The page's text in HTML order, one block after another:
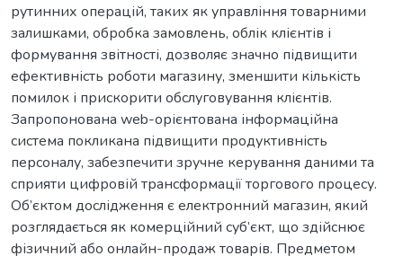
рутинних операцій, таких як управління товарними
залишками, обробка замовлень, облік клієнтів і
формування звітності, дозволяє значно підвищити
ефективність роботи магазину, зменшити кількість
помилок і прискорити обслуговування клієнтів.
Запропонована web-орієнтована інформаційна
система покликана підвищити продуктивність
персоналу, забезпечити зручне керування даними та
сприяти цифровій трансформації торгового процесу.
Об’єктом дослідження є електронний магазин, який
розглядається як комерційний суб’єкт, що здійснює
фізичний або онлайн-продаж товарів. Предметом